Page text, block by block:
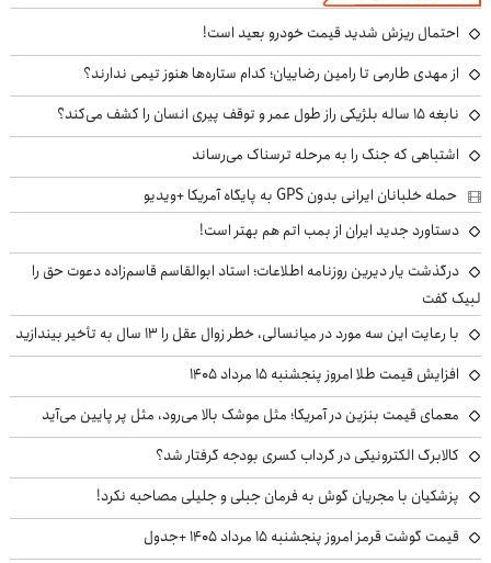
احتمال ریزش شدید قیمت خودرو بعید است!
از مهدی طارمی تا رامین رضاییان؛ کدام ستاره‌ها هنوز تیمی ندارند؟
نابغه ۱۵ ساله بلژیکی راز طول عمر و توقف پیری انسان را کشف می‌کند؟
اشتباهی که جنگ را به مرحله ترسناک می‌رساند
حمله خلبانان ایرانی بدون GPS به پایگاه آمریکا +ویدیو
دستاورد جدید ایران از بمب اتم هم بهتر است!
درگذشت یار دیرین روزنامه اطلاعات؛ استاد ابوالقاسم قاسم‌زاده دعوت حق را
لبیک گفت
با رعایت این سه مورد در میانسالی، خطر زوال عقل را ۱۳ سال به تأخیر بیندازید
افزایش قیمت طلا امروز پنجشنبه ۱۵ مرداد ۱۴۰۵
معمای قیمت بنزین در آمریکا؛ مثل موشک بالا می‌رود، مثل پر پایین می‌آید
کالابرگ الکترونیکی در گرداب کسری بودجه گرفتار شد؟
پزشکیان با مجریان گوش به فرمان جبلی و جلیلی مصاحبه نکرد!
قیمت گوشت قرمز امروز پنجشنبه ۱۵ مرداد ۱۴۰۵ +جدول